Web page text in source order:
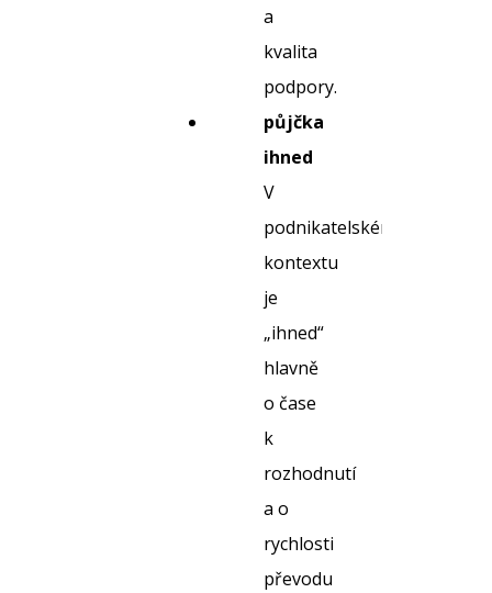
a
kvalita
podpory.
půjčka
ihned
V
podnikatelském
kontextu
je
„ihned“
hlavně
o čase
k
rozhodnutí
a o
rychlosti
převodu